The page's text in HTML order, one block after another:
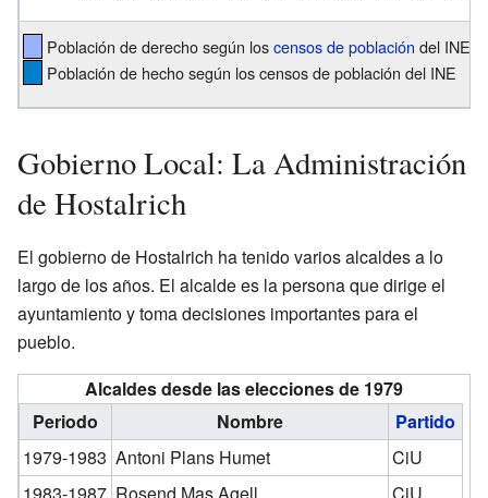
Población de derecho según loscensos de población del INE
Población de hecho según los censos de población del INE
Gobierno Local: La Administración
de Hostalrich
El gobierno de Hostalrich ha tenido varios alcaldes a lo
largo de los años. El alcalde es la persona que dirige el
ayuntamiento y toma decisiones importantes para el
pueblo.
Alcaldes desde las elecciones de 1979
Periodo
Nombre
Partido
1979-1983 Antoni Plans Humet
CiU
1983-1987 Rosend Mas Agell CiU